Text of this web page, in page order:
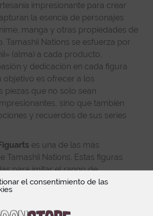
el consentimiento de las
impresionante para crear
la esencia de personajes
manga y otras propiedades de
Tamashii Nations se esfuerza por
(alma) a cada producto,
y dedicación en cada figura
objetivo es ofrecer a los
piezas que no solo sean
sino que también
y recuerdos de sus series
es una de las más
Tamashii Nations. Estas figuras
para imitar el rango de
cuerpo humano, permitiendo una
y poses dinámicas. La colección